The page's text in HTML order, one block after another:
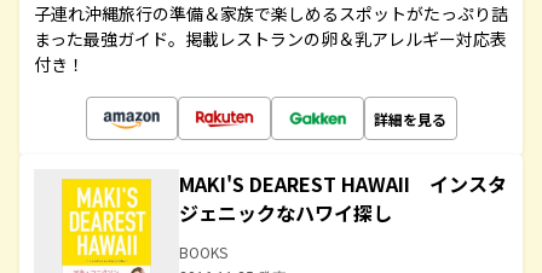
子連れ沖縄旅行の準備＆家族で楽しめるスポットがたっぷり詰
まった最強ガイド。掲載レストランの卵＆乳アレルギー対応表
付き！
詳細を見る
MAKI'S DEAREST HAWAII インスタ
ジェニックなハワイ探し
BOOKS